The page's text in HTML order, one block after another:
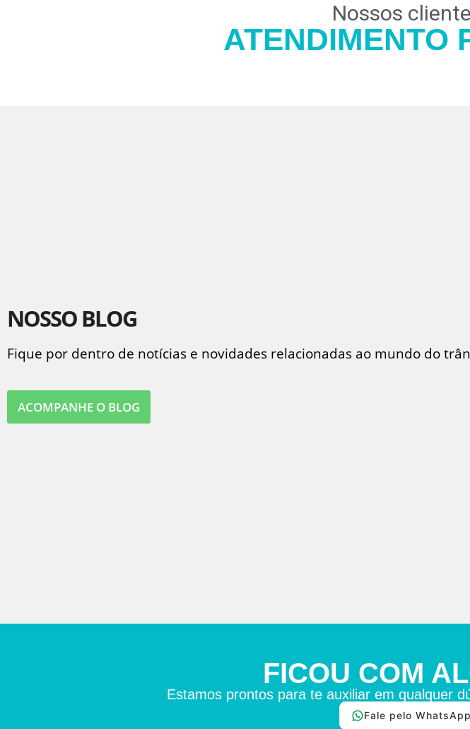
Nossos
ATENDIMENTO
NOSSO BLOG
Fique por dentro de notícias e novidades relacionadas ao mundo do
ACOMPANHE O BLOG
FICOU COM
Estamos prontos para te auxiliar em qualquer
Fale pelo WhatsApp